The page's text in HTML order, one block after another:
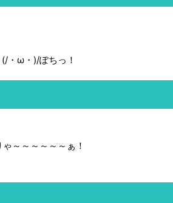
・ω・)/ぽちっ！
～～～～～～ぁ！